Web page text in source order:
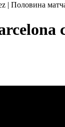
| Половина